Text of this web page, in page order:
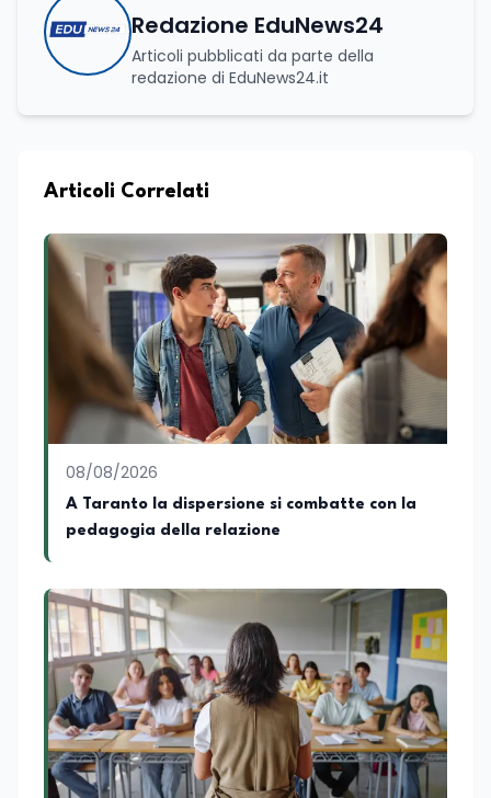
Redazione EduNews24
Articoli pubblicati da parte della
redazione di EduNews24.it
Articoli Correlati
08/08/2026
A Taranto la dispersione si combatte con la
pedagogia della relazione